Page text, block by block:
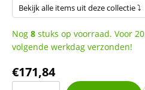
Bekijk alle items uit deze collectie ⤵
Nog 8 stuks op voorraad. Voor
volgende werkdag verzonden!
€171,84